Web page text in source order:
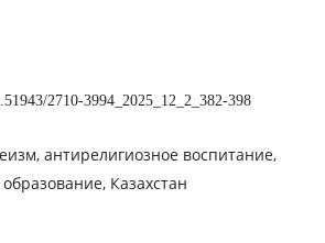
2710-3994_2025_12_2_382-398
антирелигиозное воспитание,
Казахстан